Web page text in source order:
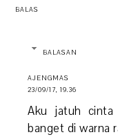
BALAS
BALASAN
AJENGMAS
23/09/17, 19.36
Aku jatuh cinta
banget di warna